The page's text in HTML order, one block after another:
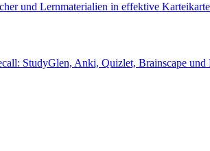
und Lernmaterialien in effektive
StudyGlen, Anki, Quizlet, Brainscape und